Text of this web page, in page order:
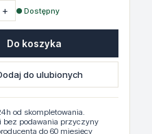
+ ● Dostępny
Do koszyka
do ulubionych
od skompletowania.
bez podawania przyczyny
do 60 miesięcy